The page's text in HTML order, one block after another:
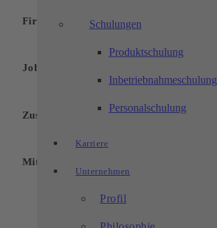
Schulungen
Produktschulung
Inbetriebnahmeschulung
Personalschulung
Karriere
Unternehmen
Profil
Firmenevents
Jobbike
Zuschuss zum Mittagessen
Mitarbeiter-Obst